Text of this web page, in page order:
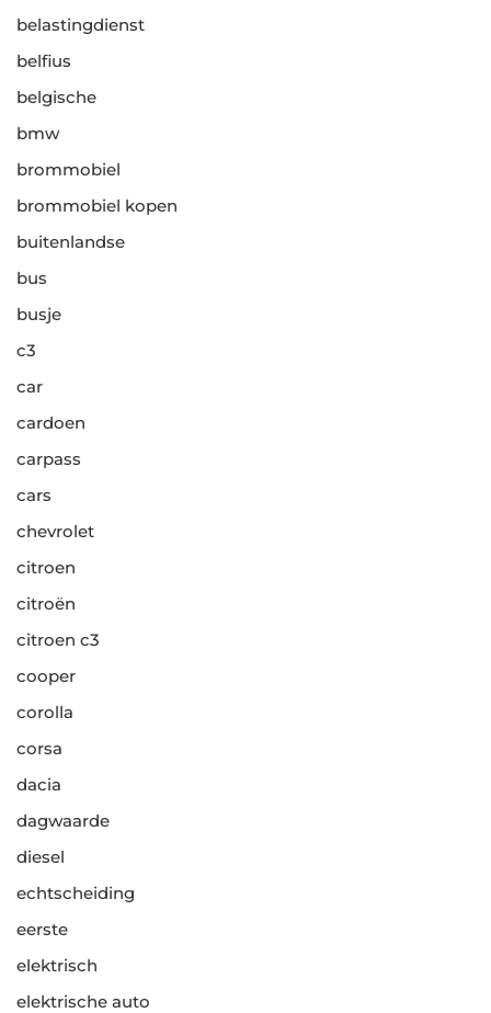
belastingdienst
belfius
belgische
bmw
brommobiel
brommobiel kopen
buitenlandse
bus
busje
c3
car
cardoen
carpass
cars
chevrolet
citroen
citroën
citroen c3
cooper
corolla
corsa
dacia
dagwaarde
diesel
echtscheiding
eerste
elektrisch
elektrische auto